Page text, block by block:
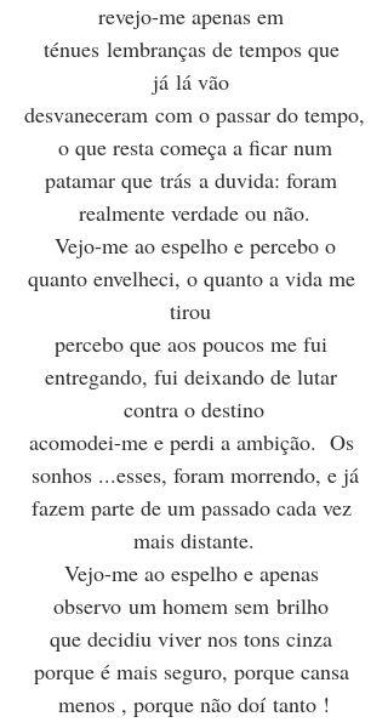
revejo-me apenas em
ténues lembranças de tempos que
já lá vão
desvaneceram com o passar do tempo,
o que resta começa a ficar num
patamar que trás a duvida: foram
realmente verdade ou não.
Vejo-me ao espelho e percebo o
quanto envelheci, o quanto a vida me
tirou
percebo que aos poucos me fui
entregando, fui deixando de lutar
contra o destino
acomodei-me e perdi a ambição.  Os
sonhos ...esses, foram morrendo, e já
fazem parte de um passado cada vez
mais distante.
Vejo-me ao espelho e apenas
observo um homem sem brilho
que decidiu viver nos tons cinza
porque é mais seguro, porque cansa
menos , porque não doí tanto !